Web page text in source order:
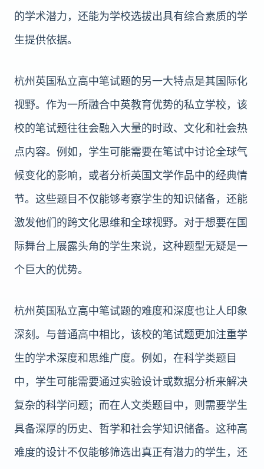
的学术潜力，还能为学校选拔出具有综合素质的学
生提供依据。
杭州英国私立高中笔试题的另一大特点是其国际化
视野。作为一所融合中英教育优势的私立学校，该
校的笔试题往往会融入大量的时政、文化和社会热
点内容。例如，学生可能需要在笔试中讨论全球气
候变化的影响，或者分析英国文学作品中的经典情
节。这些题目不仅能够考察学生的知识储备，还能
激发他们的跨文化思维和全球视野。对于想要在国
际舞台上展露头角的学生来说，这种题型无疑是一
个巨大的优势。
杭州英国私立高中笔试题的难度和深度也让人印象
深刻。与普通高中相比，该校的笔试题更加注重学
生的学术深度和思维广度。例如，在科学类题目
中，学生可能需要通过实验设计或数据分析来解决
复杂的科学问题；而在人文类题目中，则需要学生
具备深厚的历史、哲学和社会学知识储备。这种高
难度的设计不仅能够筛选出真正有潜力的学生，还